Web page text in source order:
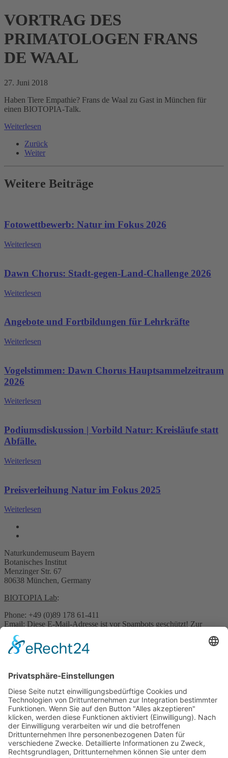
VORTRAG DES
PRIMATOLOGEN FRANS
DE WAAL
27. Juni 2018
Haben Tiere Empathie? Frans de Waal zu Gast in München für
einen BIOTOPIA-Talk.
Weiterlesen
Zurück
Weiter
Weitere Beiträge
Fotowettbewerb: Natur im Fokus 2026
Weiterlesen
Dawn Chorus: Stadt-gegen-Land-Challenge 2026
Weiterlesen
Angebote und Fortbildungen für Lehrkräfte
Weiterlesen
Vogelstimmen: Dawn Chorus Hauptsammelzeitraum
2026
Weiterlesen
Podiumsdiskussion | Vorbild Natur: Kreisläufe statt
Abfälle.
Weiterlesen
Preisverleihung Natur im Fokus 2025
Weiterlesen
Naturkundemuseum Bayern
Botanisches Institut
Menzinger Str. 67
80638 München, Germany
BIOTOPIA Lab:
Phone: +49 (0)89 178 61-411
Email: Diese E-Mail-Adresse ist vor Spambots geschützt! Zur
Anzeige muss JavaScript eingeschaltet sein.
Pressekontakt:
Anzeige muss JavaScript eingeschaltet sein.
Sonstige Anfragen:
Phone: +49 (0)89 178 61-422
Email:Diese E-Mail-Adresse ist vor Spambots geschützt! Zur
Anzeige muss JavaScript eingeschaltet sein.